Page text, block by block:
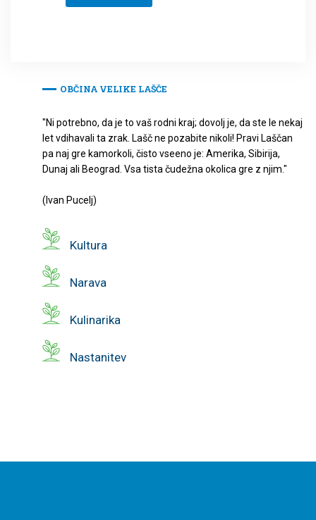
OBČINA VELIKE LAŠČE
"Ni potrebno, da je to vaš rodni kraj; dovolj je, da ste le nekaj
let vdihavali ta zrak. Lašč ne pozabite nikoli! Pravi Laščan
pa naj gre kamorkoli, čisto vseeno je: Amerika, Sibirija,
Dunaj ali Beograd. Vsa tista čudežna okolica gre z njim."
(Ivan Pucelj)
Kultura
Narava
Kulinarika
Nastanitev